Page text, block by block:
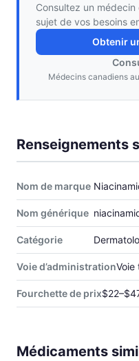
Consultez un
sujet de vos besoins
Obtenir
Médecins canadiens
Renseignements
Nom de marque
Nom générique
Catégorie
Voie d’administrationVoie
Fourchette de prix
Médicaments